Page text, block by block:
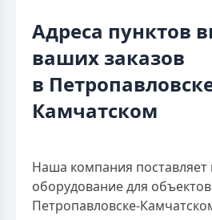
Адреса пунктов
ваших заказов
в
Камчатском
Наша компания
оборудование для
Петропавловске-